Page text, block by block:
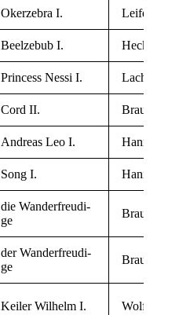
Oker­ze­bra I. Lei­fer­de
Beel­ze­bub I. Hec­klin­gen
Prin­cess Nes­si I. Lachen­dorf
Cord II.
Andre­as Leo I. Han­no­ver
Song I. Han­no­ver
die Wan­derf­reu­di­
ge
der Wan­derf­reu­di­
ge
Kei­ler Wil­helm I.